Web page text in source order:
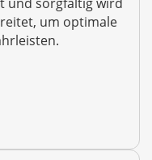
um optimale